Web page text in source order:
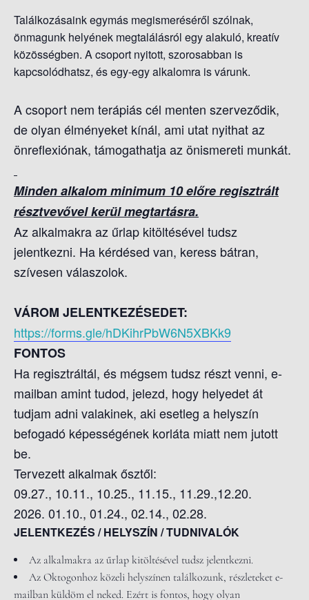
Találkozásaink egymás megismeréséről szólnak,
önmagunk helyének megtalálásról egy alakuló, kreatív
közösségben. A csoport nyitott, szorosabban is
kapcsolódhatsz, és egy-egy alkalomra is várunk.
A csoport nem terápiás cél menten szerveződik,
de olyan élményeket kínál, ami utat nyithat az
önreflexiónak, támogathatja az önismereti munkát.
Minden alkalom minimum 10 előre regisztrált
résztvevővel kerül megtartásra.
Az alkalmakra az űrlap kitöltésével tudsz
jelentkezni. Ha kérdésed van, keress bátran,
szívesen válaszolok.
VÁROM JELENTKEZÉSEDET:
https://forms.gle/hDKihrPbW6N5XBKk9
FONTOS
Ha regisztráltál, és mégsem tudsz részt venni, e-
mailban amint tudod, jelezd, hogy helyedet át
tudjam adni valakinek, aki esetleg a helyszín
befogadó képességének korláta miatt nem jutott
be.
Tervezett alkalmak ősztől:
09.27., 10.11., 10.25., 11.15., 11.29.,12.20.
2026. 01.10., 01.24., 02.14., 02.28.
JELENTKEZÉS / HELYSZÍN / TUDNIVALÓK
Az alkalmakra az űrlap kitöltésével tudsz jelentkezni.
Az Oktogonhoz közeli helyszínen találkozunk, részleteket e-
mailban küldöm el neked. Ezért is fontos, hogy olyan